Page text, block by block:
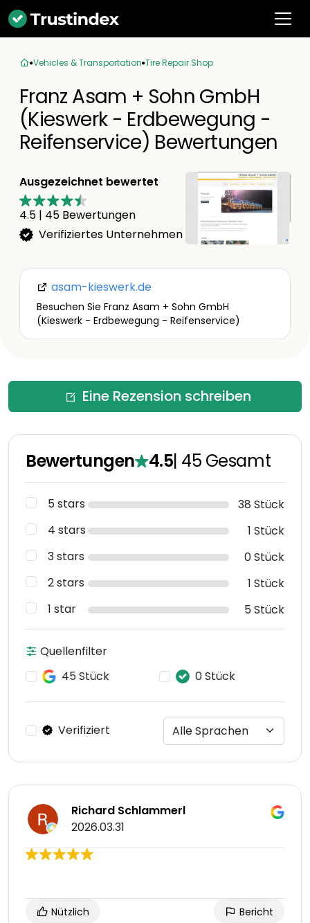
Vehicles & Transportation Tire Repair Shop
Franz Asam + Sohn GmbH
(Kieswerk - Erdbewegung -
Reifenservice) Bewertungen
Ausgezeichnet bewertet
4.5 | 45 Bewertungen
Verifiziertes Unternehmen
asam-kieswerk.de
Besuchen Sie Franz Asam + Sohn GmbH
(Kieswerk - Erdbewegung - Reifenservice)
Eine Rezension schreiben
Bewertungen 4.5| 45 Gesamt
5 stars
38 Stück
4 stars
1 Stück
3 stars
0 Stück
2 stars
1 Stück
1 star
5 Stück
Quellenfilter
45 Stück
0 Stück
Verifiziert
Richard Schlammerl
2026.03.31
Nützlich Bericht